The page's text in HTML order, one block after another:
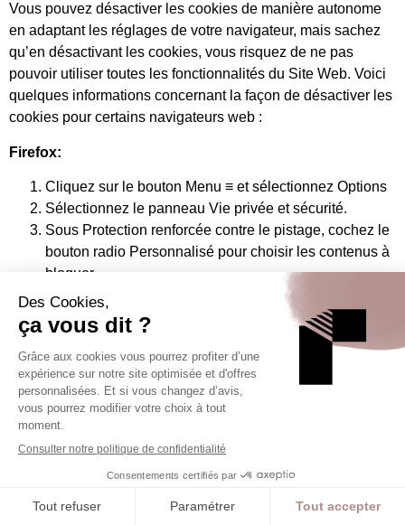
Vous pouvez désactiver les cookies de manière autonome
en adaptant les réglages de votre navigateur, mais sachez
qu’en désactivant les cookies, vous risquez de ne pas
pouvoir utiliser toutes les fonctionnalités du Site Web. Voici
quelques informations concernant la façon de désactiver les
cookies pour certains navigateurs web :
Firefox:
Cliquez sur le bouton Menu ≡ et sélectionnez Options
Sélectionnez le panneau Vie privée et sécurité.
Sous Protection renforcée contre le pistage, cochez le
bouton radio Personnalisé pour choisir les contenus à
bloquer.
Cochez la case Cookies. L’option par défaut est
Traqueurs intersites et de réseaux sociaux.
Pour bloquer tous les cookies tiers, sélectionnez dans
le menu déroulant l’option Tous les cookies tiers (peut
empêcher certains sites de fonctionner).
Fermez la page about:preferences. Toutes les
modifications que vous avez apportées seront
automatiquement enregistrées.
https://support.mozilla.org/fr/kb/desactiver-cookies-tiers
Internet Explorer: